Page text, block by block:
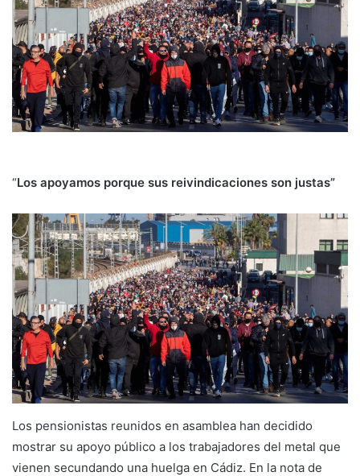
“Los apoyamos porque sus reivindicaciones son justas”
Los pensionistas reunidos en asamblea han decidido
mostrar su apoyo público a los trabajadores del metal que
vienen secundando una huelga en Cádiz. En la nota de